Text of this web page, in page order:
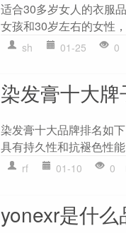
适合30多岁女人的衣服
女孩和30岁左右的女性
sh 01-25 0
染发膏十大牌
染发膏十大品牌排名如
具有持久性和抗褪色性
rf 01-10 0
yonexr是什么